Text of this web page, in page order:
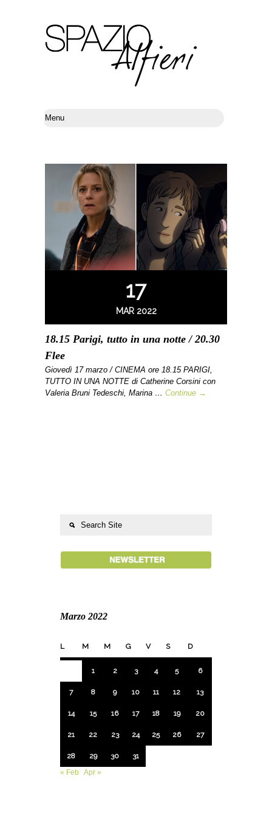
17
MAR 2022
18.15 Parigi, tutto in una notte / 20.30
Flee
Giovedì 17 marzo / CINEMA ore 18.15 PARIGI,
TUTTO IN UNA NOTTE di Catherine Corsini con
Valeria Bruni Tedeschi, Marina … Continue →
Marzo 2022
L M M G V S D
1 2 3 4 5 6
7 8 9 10 11 12 13
14 15 16 17 18 19 20
21 22 23 24 25 26 27
28 29 30
31
« Feb Apr »